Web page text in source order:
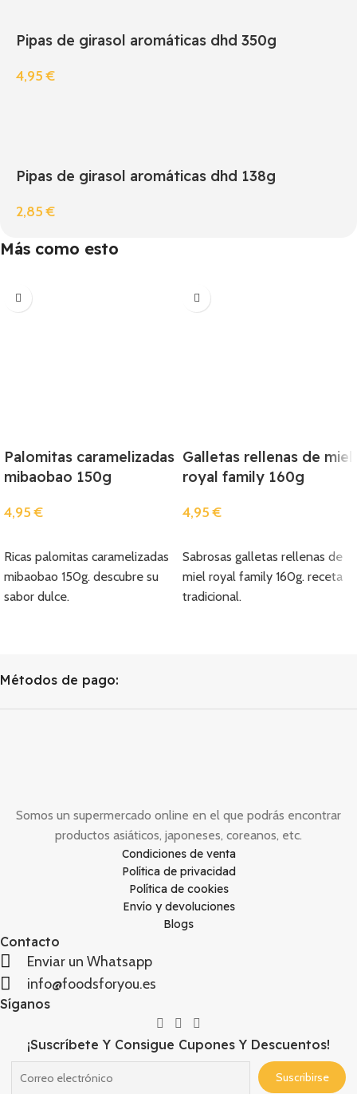
Pipas de girasol aromáticas dhd 350g
4,95€
Pipas de girasol aromáticas dhd 138g
2,85€
Más como esto
Palomitas caramelizadas
mibaobao 150g
4,95€
Ricas palomitas caramelizadas
mibaobao 150g. descubre su
sabor dulce.
Galletas rellenas de miel
royal family 160g
4,95€
Sabrosas galletas rellenas de
miel royal family 160g. receta
tradicional.
Métodos de pago:
Somos un supermercado online en el que podrás encontrar
productos asiáticos, japoneses, coreanos, etc.
Condiciones de venta
Política de privacidad
Política de cookies
Envío y devoluciones
Blogs
Contacto
Enviar un Whatsapp
info@foodsforyou.es
Síganos
¡Suscríbete Y Consigue Cupones Y Descuentos!